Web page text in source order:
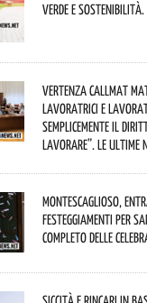
verde e
Vertenza CallMat
lavoratrici e
semplicemente il
lavorare”. Le ultime
Montescaglioso,
festeggiamenti per
completo delle